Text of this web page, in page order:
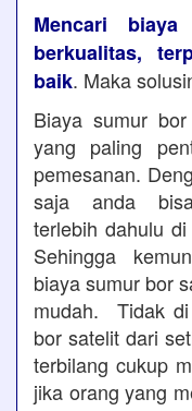
Mencari
berkualitas,
baik. Maka
Biaya sumur
yang paling
pemesanan.
saja anda bisa
terlebih dahulu
Sehingga
biaya sumur bor
mudah. Tidak
bor satelit dari
terbilang cukup
jika orang yang